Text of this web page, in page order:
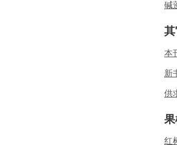
碱
其
本
新
供
果
红